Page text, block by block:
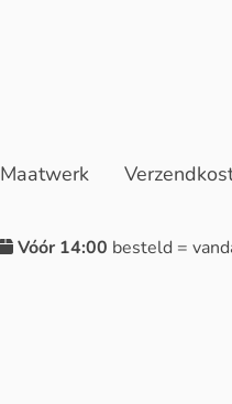
Maatwerk
Vóór 14:00 besteld =